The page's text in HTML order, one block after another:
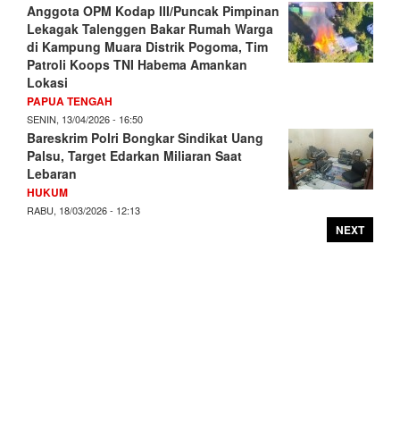
Anggota OPM Kodap III/Puncak Pimpinan
Lekagak Talenggen Bakar Rumah Warga
di Kampung Muara Distrik Pogoma, Tim
Patroli Koops TNI Habema Amankan
Lokasi
PAPUA TENGAH
SENIN, 13/04/2026 - 16:50
Bareskrim Polri Bongkar Sindikat Uang
Palsu, Target Edarkan Miliaran Saat
Lebaran
HUKUM
RABU, 18/03/2026 - 12:13
NEXT